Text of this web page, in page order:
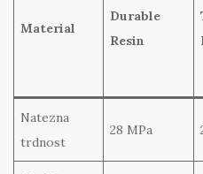
Material
Durable
Resin
Natezna
trdnost
28 MPa